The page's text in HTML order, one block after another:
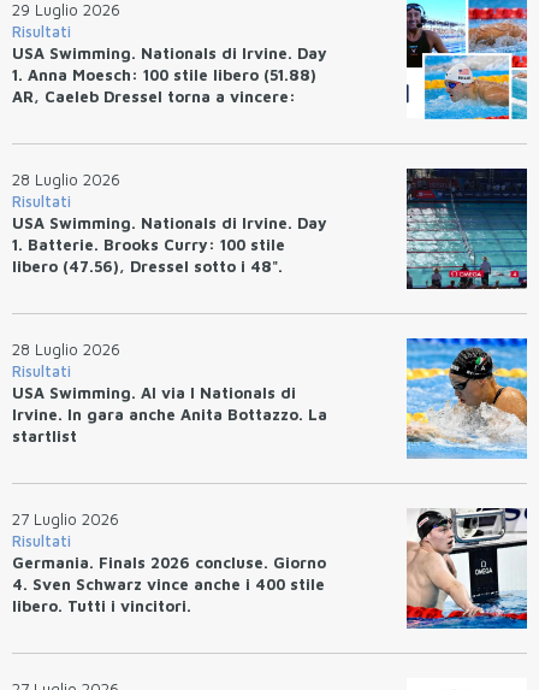
29 Luglio 2026
Risultati
USA Swimming. Nationals di Irvine. Day
1. Anna Moesch: 100 stile libero (51.88)
AR, Caeleb Dressel torna a vincere:
28 Luglio 2026
Risultati
USA Swimming. Nationals di Irvine. Day
1. Batterie. Brooks Curry: 100 stile
libero (47.56), Dressel sotto i 48".
28 Luglio 2026
Risultati
USA Swimming. Al via I Nationals di
Irvine. In gara anche Anita Bottazzo. La
startlist
27 Luglio 2026
Risultati
Germania. Finals 2026 concluse. Giorno
4. Sven Schwarz vince anche i 400 stile
libero. Tutti i vincitori.